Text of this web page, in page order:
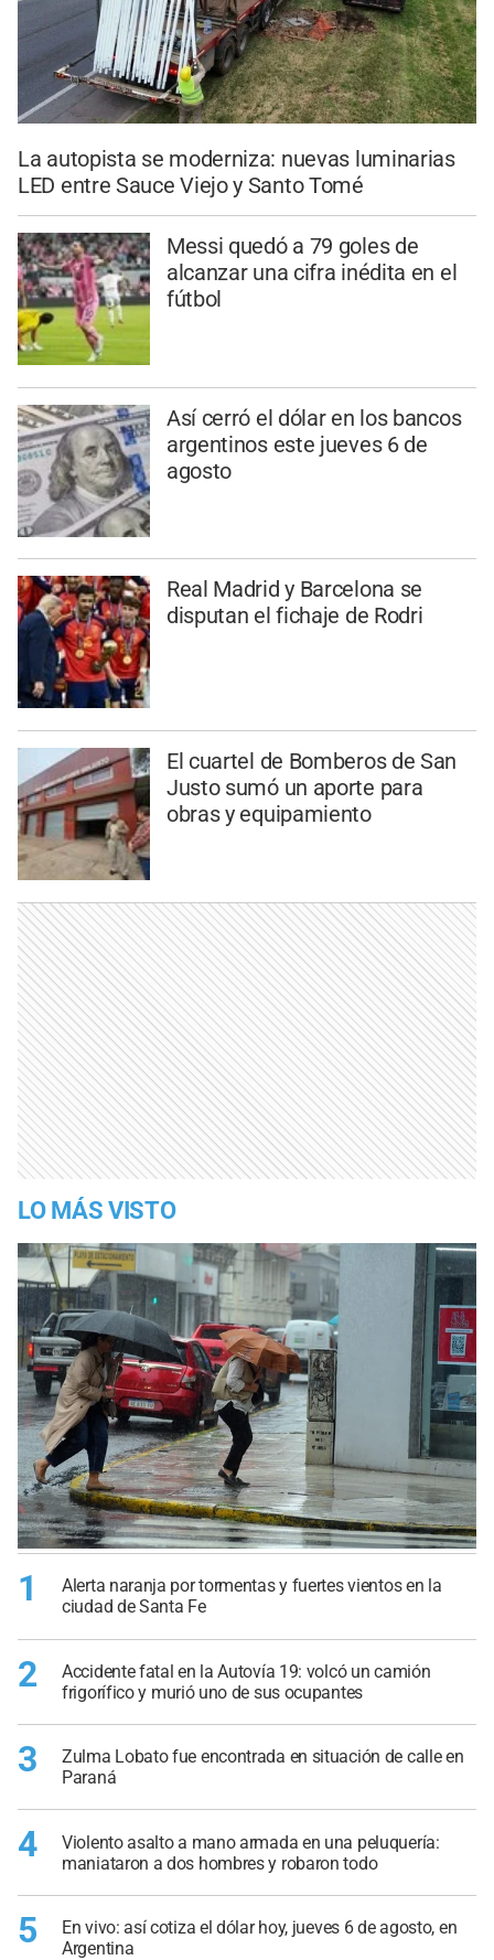
La autopista se moderniza: nuevas luminarias
LED entre Sauce Viejo y Santo Tomé
Messi quedó a 79 goles de
alcanzar una cifra inédita en el
fútbol
Así cerró el dólar en los bancos
argentinos este jueves 6 de
agosto
Real Madrid y Barcelona se
disputan el fichaje de Rodri
El cuartel de Bomberos de San
Justo sumó un aporte para
obras y equipamiento
LO MÁS VISTO
1
Alerta naranja por tormentas y fuertes vientos en la
ciudad de Santa Fe
2
Accidente fatal en la Autovía 19: volcó un camión
frigorífico y murió uno de sus ocupantes
3
Zulma Lobato fue encontrada en situación de calle en
Paraná
4
Violento asalto a mano armada en una peluquería:
maniataron a dos hombres y robaron todo
5
En vivo: así cotiza el dólar hoy, jueves 6 de agosto, en
Argentina